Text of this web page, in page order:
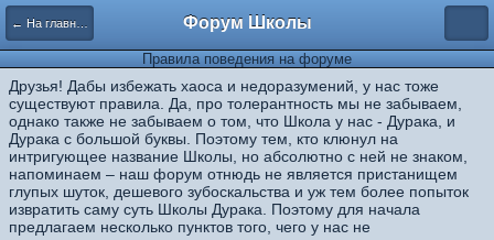
← На главную страницу Форум Школы
Правила поведения на форуме
Друзья! Дабы избежать хаоса и недоразумений, у нас тоже
существуют правила. Да, про толерантность мы не забываем,
однако также не забываем о том, что Школа у нас - Дурака, и
Дурака с большой буквы. Поэтому тем, кто клюнул на
интригующее название Школы, но абсолютно с ней не знаком,
напоминаем – наш форум отнюдь не является пристанищем
глупых шуток, дешевого зубоскальства и уж тем более попыток
извратить саму суть Школы Дурака. Поэтому для начала
предлагаем несколько пунктов того, чего у нас не